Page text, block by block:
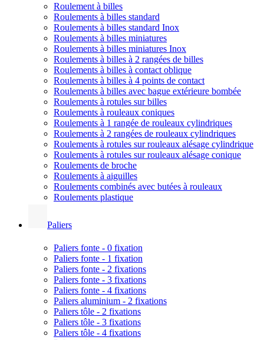
Roulement à billes
Roulements à billes standard
Roulements à billes standard Inox
Roulements à billes miniatures
Roulements à billes miniatures Inox
Roulements à billes à 2 rangées de billes
Roulements à billes à contact oblique
Roulements à billes à 4 points de contact
Roulements à billes avec bague extérieure bombée
Roulements à rotules sur billes
Roulements à rouleaux coniques
Roulements à 1 rangée de rouleaux cylindriques
Roulements à 2 rangées de rouleaux cylindriques
Roulements à rotules sur rouleaux alésage cylindrique
Roulements à rotules sur rouleaux alésage conique
Roulements de broche
Roulements à aiguilles
Roulements combinés avec butées à rouleaux
Roulements plastique
Paliers
Paliers fonte - 0 fixation
Paliers fonte - 1 fixation
Paliers fonte - 2 fixations
Paliers fonte - 3 fixations
Paliers fonte - 4 fixations
Paliers aluminium - 2 fixations
Paliers tôle - 2 fixations
Paliers tôle - 3 fixations
Paliers tôle - 4 fixations